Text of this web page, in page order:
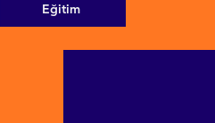
Eğitim